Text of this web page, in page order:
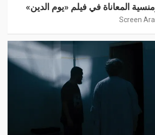
المعاناة في فيلم «يوم الدين»
Screen